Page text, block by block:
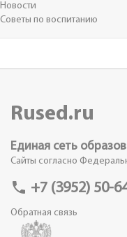
Новости
Советы по воспитанию
Rused.ru
Единая сеть
Сайты согласно
phone +7 (3952) 50-
Обратная связь